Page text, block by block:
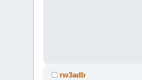
rw3adb